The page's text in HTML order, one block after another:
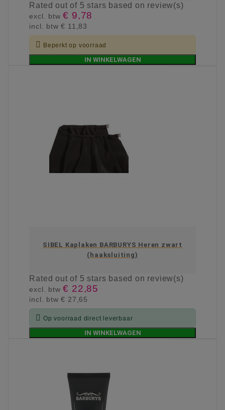
Ratedout of 5 stars based on review(s)
excl. btw€ 9,78
incl. btw€ 11,83
 Beperkt op voorraad
IN WINKELWAGEN
SIBEL Kaplaken BARBURYS Heren zwart
(haaksluiting)
Ratedout of 5 stars based on review(s)
excl. btw€ 22,85
incl. btw€ 27,65
 Op voorraad direct leverbaar
IN WINKELWAGEN